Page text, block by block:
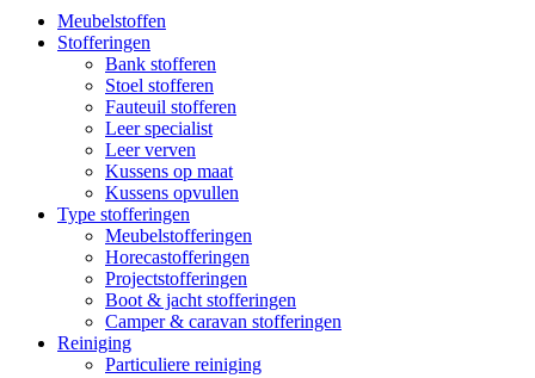
Meubelstoffen
Stofferingen
Bank stofferen
Stoel stofferen
Fauteuil stofferen
Leer specialist
Leer verven
Kussens op maat
Kussens opvullen
Type stofferingen
Meubelstofferingen
Horecastofferingen
Projectstofferingen
Boot & jacht stofferingen
Camper & caravan stofferingen
Reiniging
Particuliere reiniging